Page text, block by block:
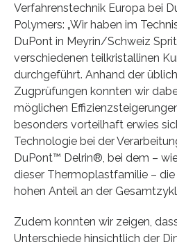
Verfahrenstechnik Europa bei
Polymers: „Wir haben im
DuPont in Meyrin/Schweiz
verschiedenen teilkristallinen
durchgeführt. Anhand der
Zugprüfungen konnten wir
möglichen
besonders vorteilhaft erwies
Technologie bei der
DuPont™ Delrin®, bei dem –
dieser Thermoplastfamilie –
hohen Anteil an der
Zudem konnten wir zeigen,
Unterschiede hinsichtlich der